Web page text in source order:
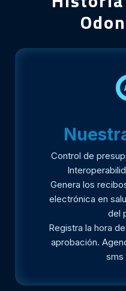
Control de
Genera los
electrónica en
del
Registra la hora
aprobación.
sms